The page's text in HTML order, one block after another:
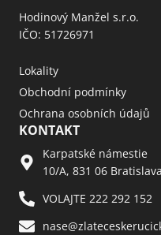
Hodinový Manžel s.r.o.
IČO: 51726971
Lokality
Obchodní podmínky
Ochrana osobních údajů
KONTAKT
Karpatské námestie
10/A, 831 06 Bratislava
VOLAJTE 222 292 152